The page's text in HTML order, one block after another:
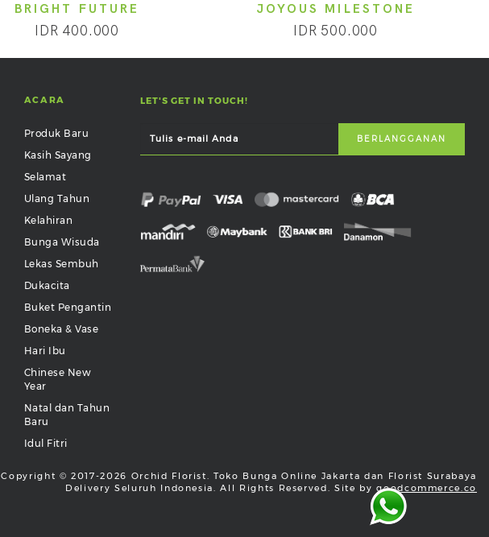
BRIGHT FUTURE
IDR 400.000
JOYOUS MILESTONE
IDR 500.000
ACARA
Produk Baru
Kasih Sayang
Selamat
Ulang Tahun
Kelahiran
Bunga Wisuda
Lekas Sembuh
Dukacita
Buket Pengantin
Boneka & Vase
Hari Ibu
Chinese New
Year
Natal dan Tahun
Baru
Idul Fitri
LET'S GET IN TOUCH!
Copyright © 2017-2026 Orchid Florist. Toko Bunga Online Jakarta dan Florist Surabaya
Delivery Seluruh Indonesia. All Rights Reserved. Site bygoodcommerce.co